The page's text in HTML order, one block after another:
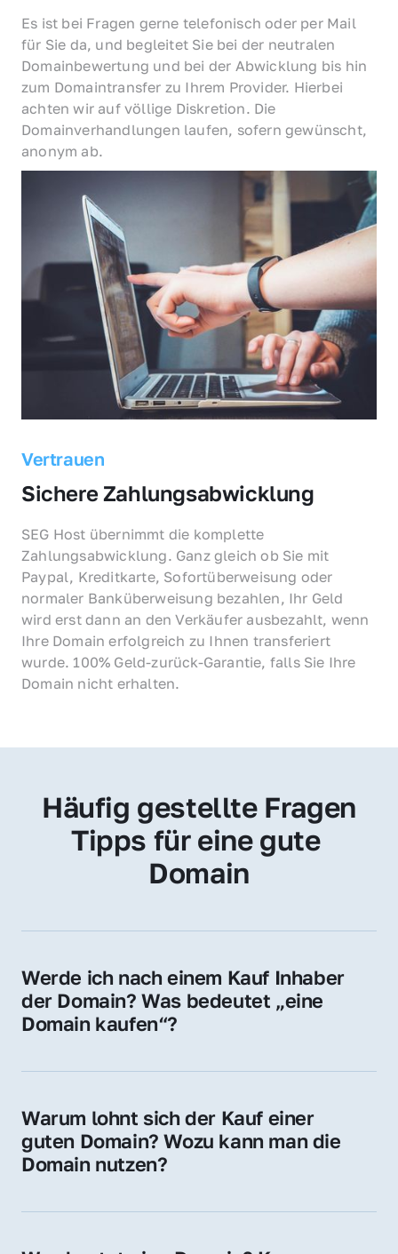
Es ist bei Fragen gerne telefonisch oder per Mail
für Sie da, und begleitet Sie bei der neutralen
Domainbewertung und bei der Abwicklung bis hin
zum Domaintransfer zu Ihrem Provider. Hierbei
achten wir auf völlige Diskretion. Die
Domainverhandlungen laufen, sofern gewünscht,
anonym ab.
Vertrauen
Sichere Zahlungsabwicklung
SEG Host übernimmt die komplette
Zahlungsabwicklung. Ganz gleich ob Sie mit
Paypal, Kreditkarte, Sofortüberweisung oder
normaler Banküberweisung bezahlen, Ihr Geld
wird erst dann an den Verkäufer ausbezahlt, wenn
Ihre Domain erfolgreich zu Ihnen transferiert
wurde. 100% Geld-zurück-Garantie, falls Sie Ihre
Domain nicht erhalten.
Häufig gestellte Fragen
Tipps für eine gute
Domain
Werde ich nach einem Kauf Inhaber
der Domain? Was bedeutet „eine
Domain kaufen“?
Sie erhalten alle Rechte zur Nutzung,
Domain.
Warum lohnt sich der Kauf einer
guten Domain? Wozu kann man die
Domain nutzen?
Vertrauen und Markenwert. Nutzen Sie sie